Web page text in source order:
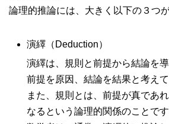
論理的推論には、大きく以下の３つが
演繹（Deduction）
演繹は、規則と前提から結論を導
前提を原因、結論を結果と考えて
また、規則とは、前提が真であ
なるという論理的関係のことです